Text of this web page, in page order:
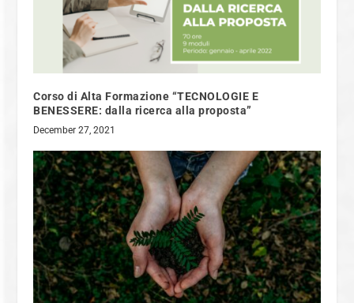
Corso di Alta Formazione “TECNOLOGIE E
BENESSERE: dalla ricerca alla proposta”
December 27, 2021